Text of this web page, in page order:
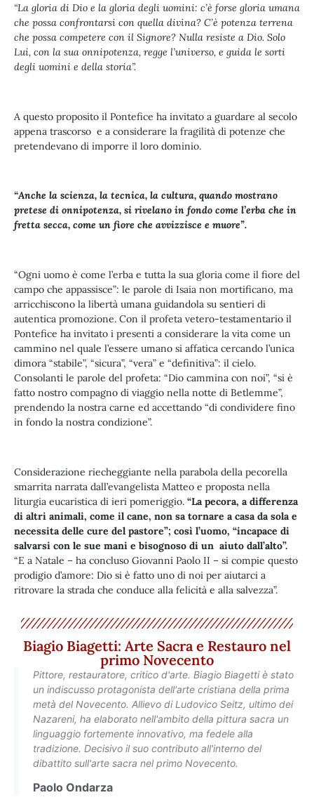
“La gloria di Dio e la gloria degli uomini: c’è forse gloria umana
che possa confrontarsi con quella divina? C’è potenza terrena
che possa competere con il Signore? Nulla resiste a Dio. Solo
Lui, con la sua onnipotenza, regge l’universo, e guida le sorti
degli uomini e della storia”.
A questo proposito il Pontefice ha invitato a guardare al secolo
appena trascorso e a considerare la fragilità di potenze che
pretendevano di imporre il loro dominio.
“Anche la scienza, la tecnica, la cultura, quando mostrano
pretese di onnipotenza, si rivelano in fondo come l’erba che in
fretta secca, come un fiore che avvizzisce e muore”.
“Ogni uomo è come l’erba e tutta la sua gloria come il fiore del
campo che appassisce”: le parole di Isaia non mortificano, ma
arricchiscono la libertà umana guidandola su sentieri di
autentica promozione. Con il profeta vetero-testamentario il
Pontefice ha invitato i presenti a considerare la vita come un
cammino nel quale l’essere umano si affatica cercando l’unica
dimora “stabile”, “sicura”, “vera” e “definitiva”: il cielo.
Consolanti le parole del profeta: “Dio cammina con noi”, “si è
fatto nostro compagno di viaggio nella notte di Betlemme”,
prendendo la nostra carne ed accettando “di condividere fino
in fondo la nostra condizione”.
Considerazione riecheggiante nella parabola della pecorella
smarrita narrata dall’evangelista Matteo e proposta nella
liturgia eucaristica di ieri pomeriggio. “La pecora, a differenza
di altri animali, come il cane, non sa tornare a casa da sola e
necessita delle cure del pastore”; così l’uomo, “incapace di
salvarsi con le sue mani e bisognoso di un aiuto dall’alto”.
“E a Natale – ha concluso Giovanni Paolo II – si compie questo
prodigio d’amore: Dio si è fatto uno di noi per aiutarci a
ritrovare la strada che conduce alla felicità e alla salvezza”.
Biagio Biagetti: Arte Sacra e Restauro nel
primo Novecento
Pittore, restauratore, critico d'arte. Biagio Biagetti è stato
un indiscusso protagonista dell'arte cristiana della prima
metà del Novecento. Allievo di Ludovico Seitz, ultimo dei
Nazareni, ha elaborato nell'ambito della pittura sacra un
linguaggio fortemente innovativo, ma fedele alla
tradizione. Decisivo il suo contributo all'interno del
dibattito sull'arte sacra nel primo Novecento.
Paolo Ondarza